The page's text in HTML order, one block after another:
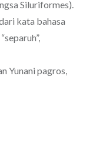
Siluriformes).
kata bahasa
Yunani pagros,